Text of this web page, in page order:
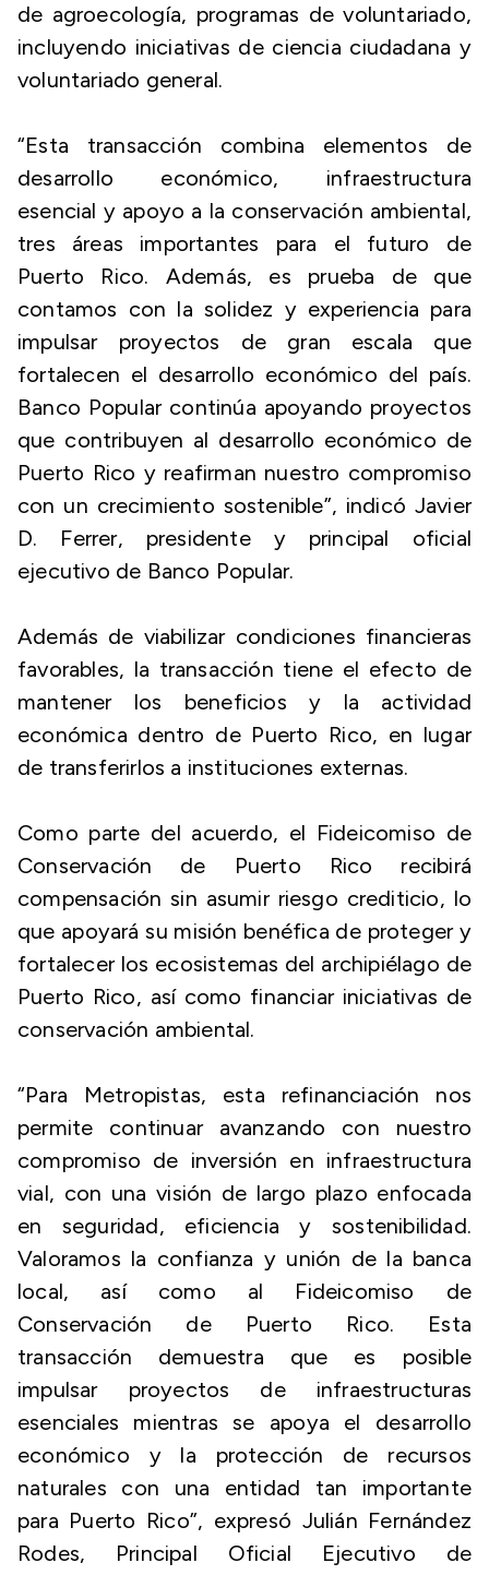
de agroecología, programas de voluntariado,
incluyendo iniciativas de ciencia ciudadana y
voluntariado general.
“Esta transacción combina elementos de
desarrollo económico, infraestructura
esencial y apoyo a la conservación ambiental,
tres áreas importantes para el futuro de
Puerto Rico. Además, es prueba de que
contamos con la solidez y experiencia para
impulsar proyectos de gran escala que
fortalecen el desarrollo económico del país.
Banco Popular continúa apoyando proyectos
que contribuyen al desarrollo económico de
Puerto Rico y reafirman nuestro compromiso
con un crecimiento sostenible”, indicó Javier
D. Ferrer, presidente y principal oficial
ejecutivo de Banco Popular.
Además de viabilizar condiciones financieras
favorables, la transacción tiene el efecto de
mantener los beneficios y la actividad
económica dentro de Puerto Rico, en lugar
de transferirlos a instituciones externas.
Como parte del acuerdo, el Fideicomiso de
Conservación de Puerto Rico recibirá
compensación sin asumir riesgo crediticio, lo
que apoyará su misión benéfica de proteger y
fortalecer los ecosistemas del archipiélago de
Puerto Rico, así como financiar iniciativas de
conservación ambiental.
“Para Metropistas, esta refinanciación nos
permite continuar avanzando con nuestro
compromiso de inversión en infraestructura
vial, con una visión de largo plazo enfocada
en seguridad, eficiencia y sostenibilidad.
Valoramos la confianza y unión de la banca
local, así como al Fideicomiso de
Conservación de Puerto Rico. Esta
transacción demuestra que es posible
impulsar proyectos de infraestructuras
esenciales mientras se apoya el desarrollo
económico y la protección de recursos
naturales con una entidad tan importante
para Puerto Rico”, expresó Julián Fernández
Rodes, Principal Oficial Ejecutivo de